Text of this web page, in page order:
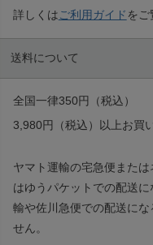
詳しくは ご利用ガイド をご
送料について
全国一律350円（税込）
3,980円（税込）以上お買
ヤマト運輸の宅急便また
はゆうパケットでの配送
輸や佐川急便での配送に
せん。